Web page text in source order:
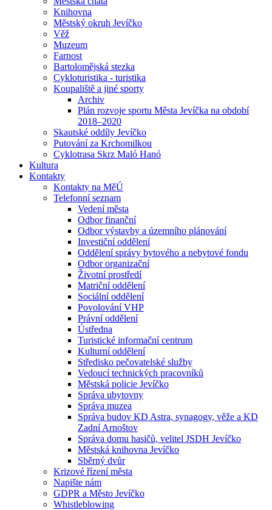
Knihovna
Městský okruh Jevíčko
Věž
Muzeum
Farnost
Bartolomějská stezka
Cykloturistika - turistika
Koupaliště a jiné sporty
Archiv
Plán rozvoje sportu Města Jevíčka na období
2018–2020
Skautské oddíly Jevíčko
Putování za Krchomilkou
Cyklotrasa Skrz Maló Hanó
Kultura
Kontakty
Kontakty na MěÚ
Telefonní seznam
Vedení města
Odbor finanční
Odbor výstavby a územního plánování
Investiční oddělení
Oddělení správy bytového a nebytové fondu
Odbor organizační
Životní prostředí
Matriční oddělení
Sociální oddělení
Povolování VHP
Právní oddělení
Ústředna
Turistické informační centrum
Kulturní oddělení
Středisko pečovatelské služby
Vedoucí technických pracovníků
Městská policie Jevíčko
Správa ubytovny
Správa muzea
Správa budov KD Astra, synagogy, věže a KD
Zadní Arnoštov
Správa domu hasičů, velitel JSDH Jevíčko
Městská knihovna Jevíčko
Sběrný dvůr
Krizové řízení města
Napište nám
GDPR a Město Jevíčko
Whistleblowing